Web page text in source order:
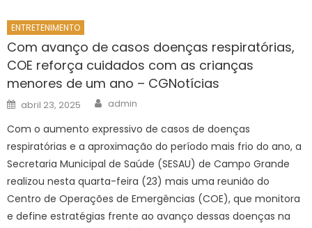
ENTRETENIMENTO
Com avanço de casos doenças respiratórias,
COE reforça cuidados com as crianças
menores de um ano – CGNotícias
Posted
on
abril 23, 2025 Author
admin
Com o aumento expressivo de casos de doenças
respiratórias e a aproximação do período mais frio do ano, a
Secretaria Municipal de Saúde (SESAU) de Campo Grande
realizou nesta quarta-feira (23) mais uma reunião do
Centro de Operações de Emergências (COE), que monitora
e define estratégias frente ao avanço dessas doenças na